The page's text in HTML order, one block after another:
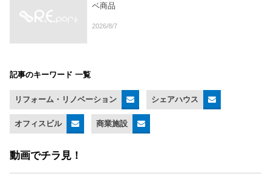
ベ商品
2026/8/7
記事のキーワード 一覧
リフォーム・リノベーション シェアハウス
オフィスビル 商業施設
動画でチラ見！